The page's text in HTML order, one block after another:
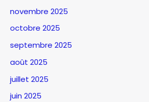
novembre 2025
octobre 2025
septembre 2025
août 2025
juillet 2025
juin 2025